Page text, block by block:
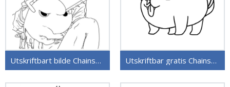
Utskriftbart bilde Chainsaw Man Utskriftbar gratis Chainsaw Man